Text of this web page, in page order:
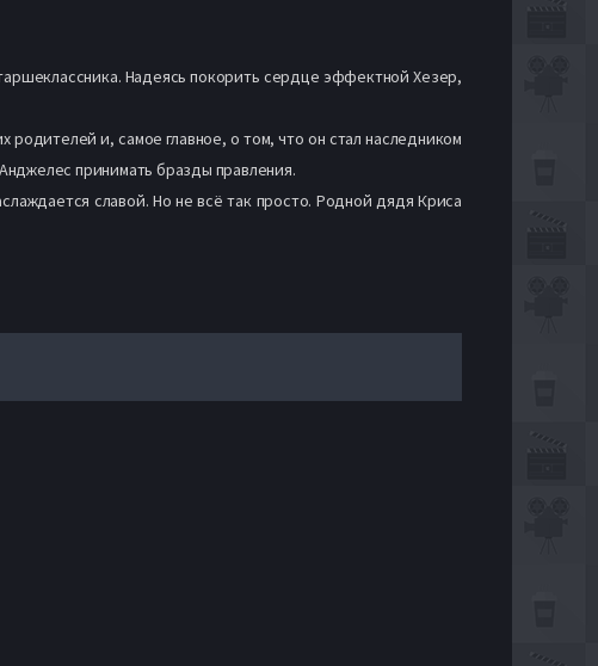
Надеясь покорить сердце эффектной Хезер,
и, самое главное, о том, что он стал наследником
принимать бразды правления.
славой. Но не всё так просто. Родной дядя Криса